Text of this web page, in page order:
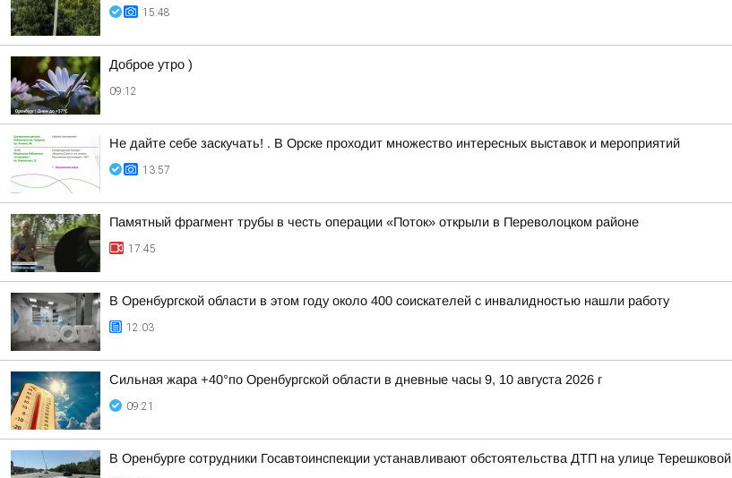
15:48
Доброе утро )
09:12
Не дайте себе заскучать! . В Орске проходит множество интересных выставок и мероприятий
13:57
Памятный фрагмент трубы в честь операции «Поток» открыли в Переволоцком районе
17:45
В Оренбургской области в этом году около 400 соискателей с инвалидностью нашли работу
12:03
Сильная жара +40°по Оренбургской области в дневные часы 9, 10 августа 2026 г
09:21
В Оренбурге сотрудники Госавтоинспекции устанавливают обстоятельства ДТП на улице Терешковой